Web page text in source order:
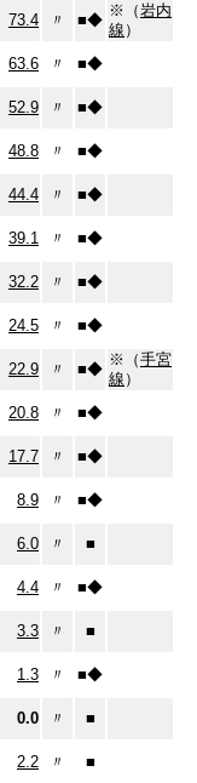
73.4 〃 ■◆
※（岩内
線 ）
63.6 〃 ■◆
52.9 〃 ■◆
48.8 〃 ■◆
44.4 〃 ■◆
39.1 〃 ■◆
32.2 〃 ■◆
24.5 〃 ■◆
22.9 〃 ■◆
※（手宮
線 ）
20.8 〃 ■◆
17.7 〃 ■◆
8.9 〃 ■◆
6.0 〃 ■
4.4 〃 ■◆
3.3 〃 ■
1.3 〃 ■◆
0.0 〃 ■
2.2 〃 ■